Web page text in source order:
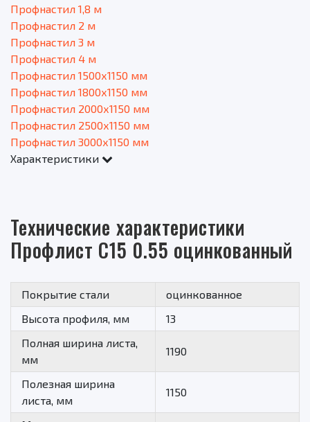
Профнастил 1,8 м
Профнастил 2 м
Профнастил 3 м
Профнастил 4 м
Профнастил 1500х1150 мм
Профнастил 1800х1150 мм
Профнастил 2000х1150 мм
Профнастил 2500х1150 мм
Профнастил 3000х1150 мм
Характеристики
Технические характеристики
Профлист С15 0.55 оцинкованный
Покрытие стали
оцинкованное
Высота профиля, мм
13
Полная ширина листа,
мм
1190
Полезная ширина
листа, мм
1150